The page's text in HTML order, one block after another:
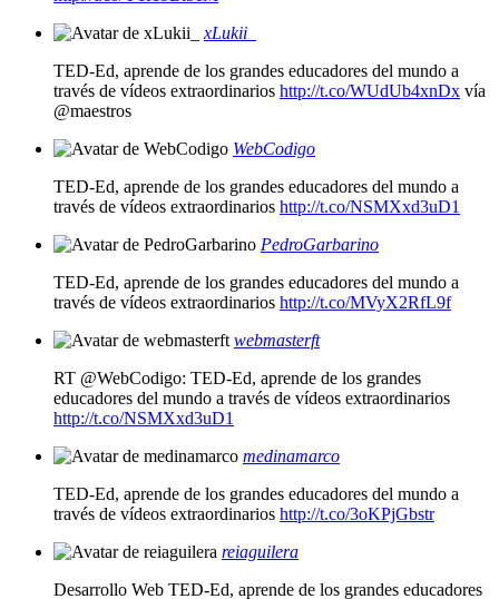
xLukii_
TED-Ed, aprende de los grandes educadores del mundo a
través de vídeos extraordinarios http://t.co/WUdUb4xnDx vía
@maestros
WebCodigo
TED-Ed, aprende de los grandes educadores del mundo a
través de vídeos extraordinarios http://t.co/NSMXxd3uD1
PedroGarbarino
TED-Ed, aprende de los grandes educadores del mundo a
través de vídeos extraordinarios http://t.co/MVyX2RfL9f
webmasterft
RT @WebCodigo: TED-Ed, aprende de los grandes
educadores del mundo a través de vídeos extraordinarios
http://t.co/NSMXxd3uD1
medinamarco
TED-Ed, aprende de los grandes educadores del mundo a
través de vídeos extraordinarios http://t.co/3oKPjGbstr
reiaguilera
Desarrollo Web TED-Ed, aprende de los grandes educadores